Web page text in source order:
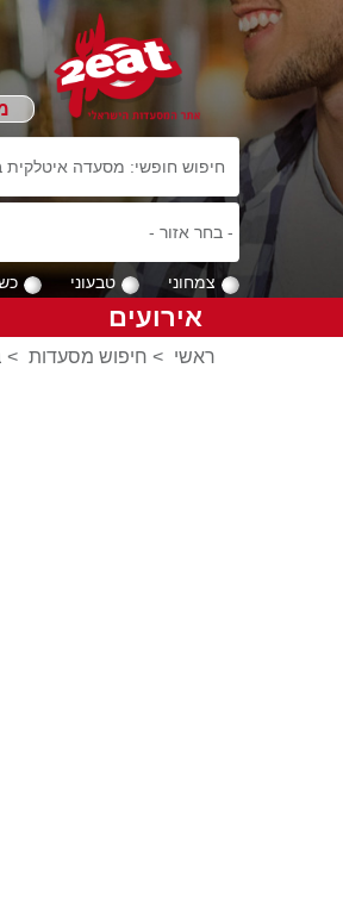
צמחוני טבעוני
אירועים
ראשי > חיפוש מסעדות >